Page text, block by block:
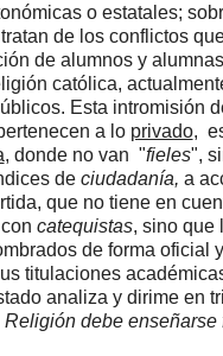
o estatales;
de los conflictos
de alumnos y
católica,
Esta intromisión
a lo privado,
, donde no van "fieles",
de ciudadanía, a
que no tiene en
catequistas, sino que
de forma oficial
titulaciones
analiza y dirime en
Religión debe enseñarse